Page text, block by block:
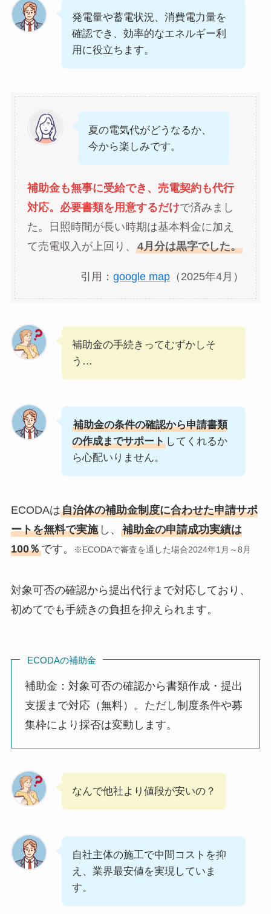
発電量や蓄電状況、消費電力量を
確認でき、効率的なエネルギー利
用に役立ちます。
夏の電気代がどうなるか、
今から楽しみです。
補助金も無事に受給でき、売電契約も代行
対応。必要書類を用意するだけで済みまし
た。日照時間が長い時期は基本料金に加え
て売電収入が上回り、 4月分は黒字でした。
引用：google map （2025年4月）
補助金の手続きってむずかしそ
う…
補助金の条件の確認から申請書類
の作成までサポートしてくれるか
ら心配いりません。
ECODAは自治体の補助金制度に合わせた申請サポ
ートを無料で実施し、 補助金の申請成功実績は
100％です。 ※ECODAで審査を通した場合2024年1月～8月
対象可否の確認から提出代行まで対応しており、
初めてでも手続きの負担を抑えられます。
ECODAの補助金
補助金：対象可否の確認から書類作成・提出
支援まで対応（無料）。ただし制度条件や募
集枠により採否は変動します。
なんで他社より値段が安いの？
自社主体の施工で中間コストを抑
え、業界最安値を実現していま
す。